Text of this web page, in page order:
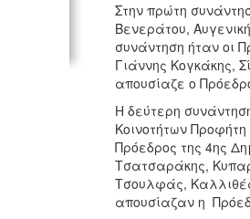
Στην πρώτη
Βενεράτου,
συνάντηση ήταν οι
Γιάννης Κογκάκης,
απουσίαζε ο
Η δεύτερη
Κοινοτήτων
Πρόεδρος της 4ης
Τσατσαράκης,
Τσουλφάς,
απουσίαζαν η